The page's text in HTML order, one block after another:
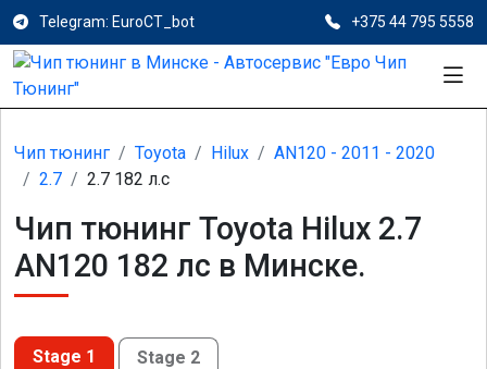
Telegram: EuroCT_bot +375 44 795 5558
Чип тюнинг Toyota Hilux
AN120 - 2011 - 2020
2.7
2.7 182 л.с
Чип тюнинг Toyota Hilux 2.7
AN120 182 лс в Минске.
Stage 1 Stage 2